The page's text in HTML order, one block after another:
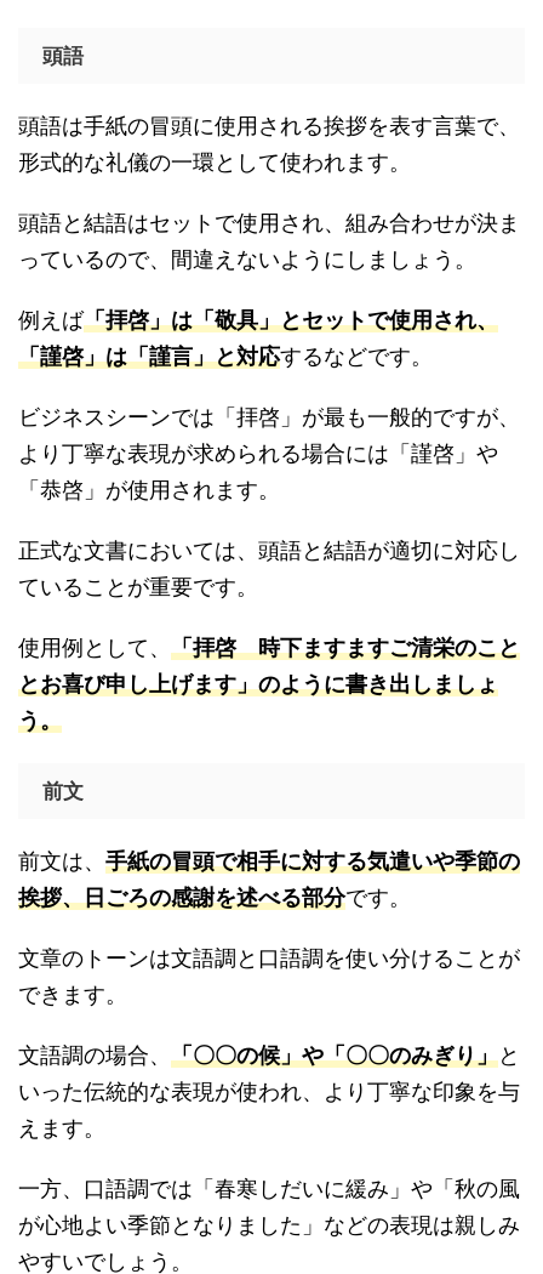
頭語
頭語は手紙の冒頭に使用される挨拶を表す言葉で、
形式的な礼儀の一環として使われます。
頭語と結語はセットで使用され、組み合わせが決ま
っているので、間違えないようにしましょう。
例えば「拝啓」は「敬具」とセットで使用され、
「謹啓」は「謹言」と対応するなどです。
ビジネスシーンでは「拝啓」が最も一般的ですが、
より丁寧な表現が求められる場合には「謹啓」や
「恭啓」が使用されます。
正式な文書においては、頭語と結語が適切に対応し
ていることが重要です。
使用例として、 「拝啓 時下ますますご清栄のこと
とお喜び申し上げます」のように書き出しましょ
う。
前文
前文は、 手紙の冒頭で相手に対する気遣いや季節の
挨拶、日ごろの感謝を述べる部分です。
文章のトーンは文語調と口語調を使い分けることが
できます。
文語調の場合、 「〇〇の候」や「〇〇のみぎり」と
いった伝統的な表現が使われ、より丁寧な印象を与
えます。
一方、口語調では「春寒しだいに緩み」や「秋の風
が心地よい季節となりました」などの表現は親しみ
やすいでしょう。